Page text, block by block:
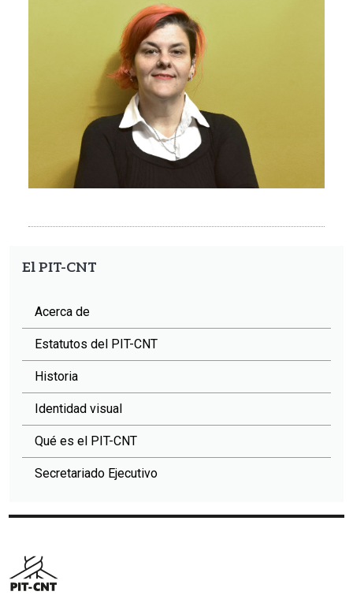
El PIT-CNT
Acerca de
Estatutos del PIT-CNT
Historia
Identidad visual
Qué es el PIT-CNT
Secretariado Ejecutivo